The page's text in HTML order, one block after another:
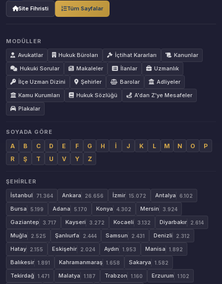
Site Fihristi Tüm Sayfalar
MODÜLLER
Avukatlar
Hukuk Büroları İçtihat Kararları
Kanunlar
Hukuki Sorular
Makaleler İlanlar
Uzmanlık
İlçe Uzman Dizini
Şehirler Barolar
Adliyeler
Kamu Kurumları
Hukuk Sözlüğü
A'dan Z'ye Mesafeler
Plakalar
SOYADA GÖRE
A B C D E F G H İ J K L M N O
P
R
Ş T U V Y Z
ŞEHIRLER
İstanbul
71.364 Ankara 26.656 İzmir 15.072 Antalya 6.102
Bursa 5.199 Adana 5.170 Konya 4.302 Mersin 3.924
Gaziantep 3.717 Kayseri 3.272 Kocaeli 3.132 Diyarbakır 2.614
Muğla 2.525 Şanlıurfa 2.444 Samsun 2.431 Denizli 2.312
Hatay 2.155 Eskişehir 2.024 Aydın 1.953 Manisa 1.892
Balıkesir 1.891 Kahramanmaraş 1.658 Sakarya 1.582
Tekirdağ 1.471 Malatya 1.187 Trabzon 1.160 Erzurum 1.102